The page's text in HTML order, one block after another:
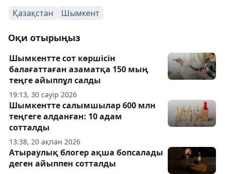
Қазақстан Шымкент
Оқи отырыңыз
19:13, 30 сәуір 2026
Шымкентте сот көршісін
балағаттаған азаматқа 150 мың
теңге айыппұл салды
13:38, 20 ақпан 2026
Шымкентте салымшылар 600 млн
теңгеге алданған: 10 адам
сотталды
Атыраулық блогер ақша бопсалады
деген айыппен сотталды